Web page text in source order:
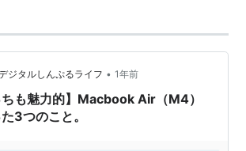
ジタルしんぷるライフ • 1年前
ちも魅力的】Macbook Air（M4）
3つのこと。